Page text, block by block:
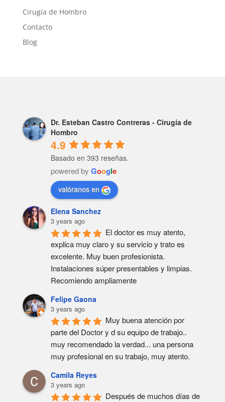
Cirugía de Hombro
Contacto
Blog
Dr. Esteban Castro Contreras - Cirugía de
Hombro
4.9
Basado en 393 reseñas.
powered by Google
valóranos en
Elena Sanchez
3 years ago
El doctor es muy atento,
explica muy claro y su servicio y trato es
excelente. Muy buen profesionista.
Instalaciones súper presentables y limpias.
Recomiendo ampliamente
Felipe Gaona
3 years ago
Muy buena atención por
parte del Doctor y d su equipo de trabajo..
muy recomendado la verdad... una persona
muy profesional en su trabajo, muy atento.
Camila Reyes
3 years ago
Después de muchos días de